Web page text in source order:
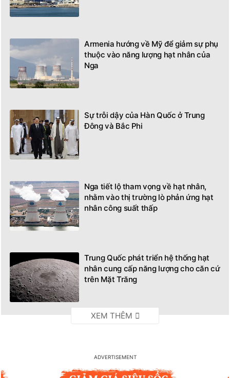
Armenia hướng về Mỹ để giảm sự phụ
thuộc vào năng lượng hạt nhân của
Nga
Sự trỗi dậy của Hàn Quốc ở Trung
Đông và Bắc Phi
Nga tiết lộ tham vọng về hạt nhân,
nhằm vào thị trường lò phản ứng hạt
nhân công suất thấp
Trung Quốc phát triển hệ thống hạt
nhân cung cấp năng lượng cho căn cứ
trên Mặt Trăng